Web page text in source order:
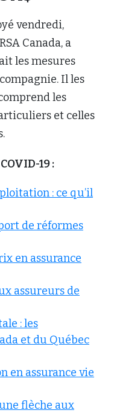
vendredi,
Canada, a
les mesures
Il les
les
et celles
19 :
: ce qu’il
de réformes
en assurance
assureurs de
: les
et du Québec
en assurance vie
flèche aux